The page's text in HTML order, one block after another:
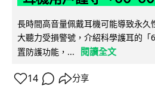
長時間高音量佩戴耳機可能導致永
大聽力受損警號，介紹科學護耳的
置防護功能，...
閱讀全文
14 分享